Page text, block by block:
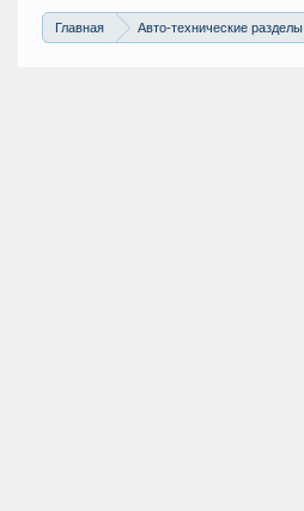
Главная Авто-технические разделы